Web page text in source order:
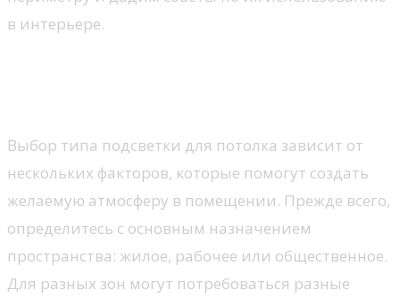
в интерьере.
Выбор типа подсветки для потолка зависит от
нескольких факторов, которые помогут создать
желаемую атмосферу в помещении. Прежде всего,
определитесь с основным назначением
пространства: жилое, рабочее или общественное.
Для разных зон могут потребоваться разные